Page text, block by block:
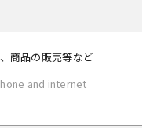
商品の販売等など
and internet